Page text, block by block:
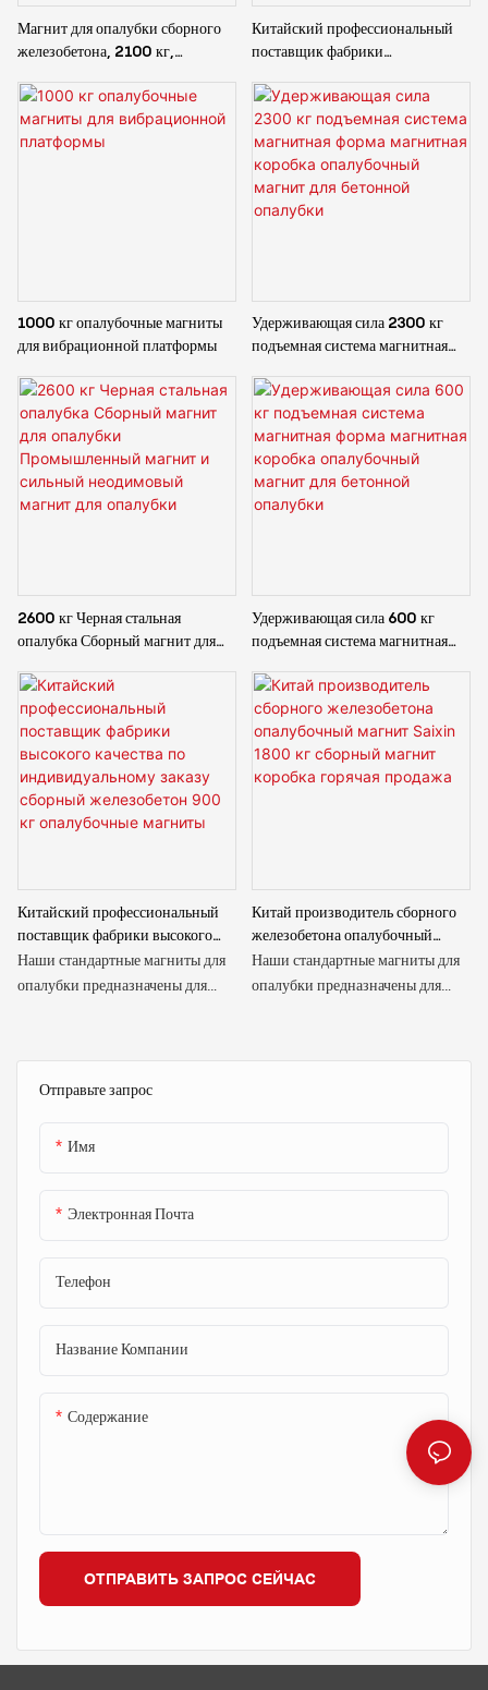
Отправьте запрос
Имя
Электронная Почта
Телефон
Название Компании
Содержание
ОТПРАВИТЬ ЗАПРОС СЕЙЧАС
Магнит для опалубки сборного
железобетона, 2100 кг,
неодимовый магнит для
опалубки
Китайский профессиональный
поставщик фабрики
вибрационной платформы
1000 кг опалубочные магниты
для вибрационной платформы
Удерживающая сила 2300 кг
подъемная система магнитная
опалубочный магнит для
бетонной опалубки
2600 кг Черная стальная
опалубка Сборный магнит для
магнит и сильный неодимовый
магнит для опалубки
Удерживающая сила 600 кг
подъемная система магнитная
опалубочный магнит для
бетонной опалубки
Китайский профессиональный
поставщик фабрики высокого
качества по индивидуальному
заказу сборный железобетон
Наши стандартные магниты для
опалубки предназначены для
спектра опалубок, включая стены,
колонны и балки. Эти сильные и
специально разработаны для
обеспечивают надежную и
Китай производитель сборного
железобетона опалубочный
магнит Saixin 1800 кг сборный
магнит коробка горячая продажа
Наши стандартные магниты для
опалубки предназначены для
спектра опалубок, включая стены,